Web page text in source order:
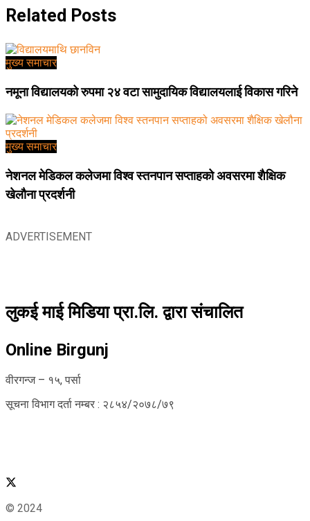
Related Posts
मुख्य समाचार
नमूना विद्यालयको रुपमा २४ वटा सामुदायिक विद्यालयलाई विकास गरिने
मुख्य समाचार
नेशनल मेडिकल कलेजमा विश्व स्तनपान सप्ताहको अवसरमा शैक्षिक
खेलौना प्रदर्शनी
ADVERTISEMENT
लुकई माई मिडिया प्रा.लि. द्वारा संचालित
Online Birgunj
वीरगन्ज – १५, पर्सा
सूचना विभाग दर्ता नम्बर : २८५४/२०७८/७९
© 2024